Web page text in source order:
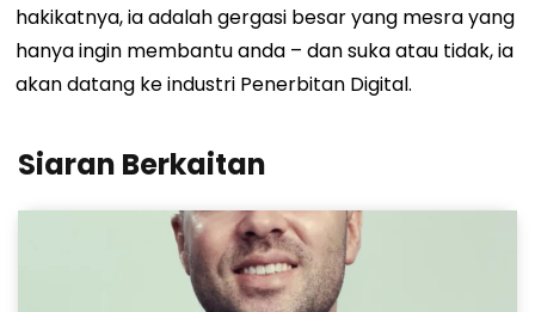
hakikatnya, ia adalah gergasi besar yang mesra yang
hanya ingin membantu anda – dan suka atau tidak, ia
akan datang ke industri Penerbitan Digital.
Siaran Berkaitan